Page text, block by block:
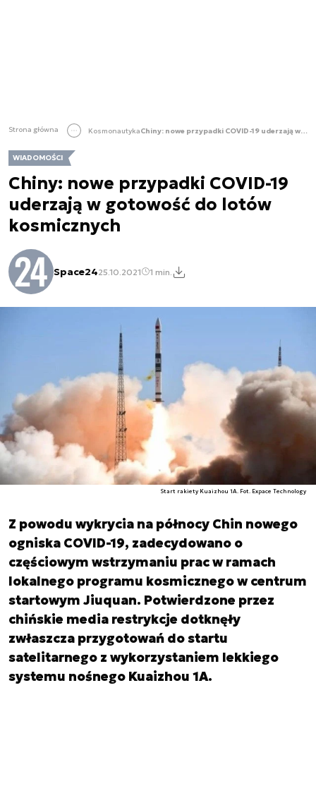
Strona główna Kosmonautyka Chiny: nowe przypadki COVID-19 uderzają w gotowość do lotów kosmicznych
WIADOMOŚCI
Chiny: nowe przypadki COVID-19
uderzają w gotowość do lotów
kosmicznych
Space2425.10.2021 1 min.
Start rakiety Kuaizhou 1A. Fot. Expace Technology
Z powodu wykrycia na północy Chin nowego
ogniska COVID-19, zadecydowano o
częściowym wstrzymaniu prac w ramach
lokalnego programu kosmicznego w centrum
startowym Jiuquan. Potwierdzone przez
chińskie media restrykcje dotknęły
zwłaszcza przygotowań do startu
satelitarnego z wykorzystaniem lekkiego
systemu nośnego Kuaizhou 1A.